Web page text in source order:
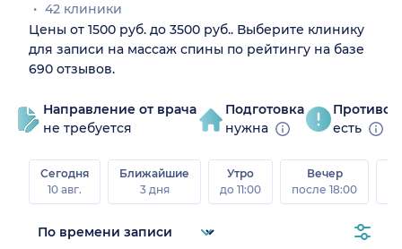
42 клиники
Цены от 1500 руб. до 3500 руб.. Выберите клинику
для записи на массаж спины по рейтингу на базе
690 отзывов.
Направление от врача
не требуется
Подготовка
нужна
есть
Сегодня
10 авг.
Ближайшие
3 дня
Утро
до 11:00
Вечер
после 18:00